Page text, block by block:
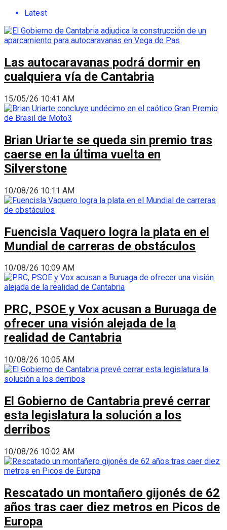
Latest
Las autocaravanas podrá dormir en
cualquiera vía de Cantabria
15/05/26 10:41 AM
Brian Uriarte se queda sin premio tras
caerse en la última vuelta en
Silverstone
10/08/26 10:11 AM
Fuencisla Vaquero logra la plata en el
Mundial de carreras de obstáculos
10/08/26 10:09 AM
PRC, PSOE y Vox acusan a Buruaga de
ofrecer una visión alejada de la
realidad de Cantabria
10/08/26 10:05 AM
El Gobierno de Cantabria prevé cerrar
esta legislatura la solución a los
derribos
10/08/26 10:02 AM
Rescatado un montañero gijonés de 62
años tras caer diez metros en Picos de
Europa